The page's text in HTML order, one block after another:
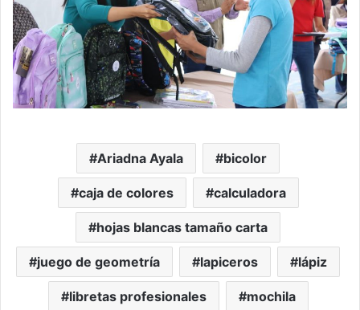
Ariadna Ayala bicolor
caja de colores calculadora
hojas blancas tamaño carta
juego de geometría lapiceros lápiz
libretas profesionales mochila